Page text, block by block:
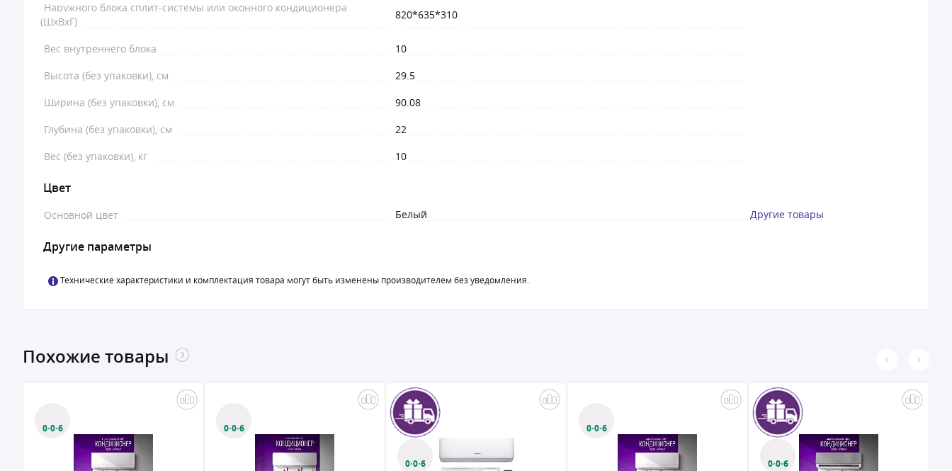
Наружного блока сплит-системы или оконного кондиционера
(ШxВxГ)
820*635*310
Вес внутреннего блока
10
Высота (без упаковки), см
29.5
Ширина (без упаковки), см
90.08
Глубина (без упаковки), см
22
Вес (без упаковки), кг
10
Цвет
Основной цвет Белый Другие товары
Другие параметры
Технические характеристики и комплектация товара могут быть изменены производителем без уведомления.
Похожие товары
0·0·6 0·0·6
0·0·6
0·0·6
0·0·6